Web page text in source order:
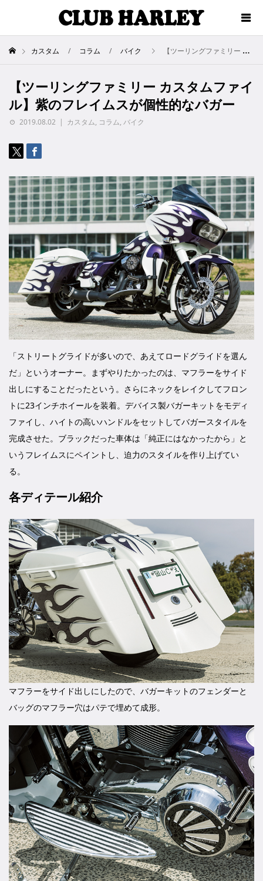
カスタム コラム バイク 【ツーリングファミリー カスタムファイル】紫のフレイムスが個性的なバガー
【ツーリングファミリー カスタムファイ
ル】紫のフレイムスが個性的なバガー
2019.08.02 カスタム, コラム, バイク
「ストリートグライドが多いので、あえてロードグライドを選ん
だ」というオーナー。まずやりたかったのは、マフラーをサイド
出しにすることだったという。さらにネックをレイクしてフロン
トに23インチホイールを装着。デバイス製バガーキットをモディ
ファイし、ハイトの高いハンドルをセットしてバガースタイルを
完成させた。ブラックだった車体は「純正にはなかったから」と
いうフレイムスにペイントし、迫力のスタイルを作り上げてい
る。
各ディテール紹介
マフラーをサイド出しにしたので、バガーキットのフェンダーと
バッグのマフラー穴はパテで埋めて成形。